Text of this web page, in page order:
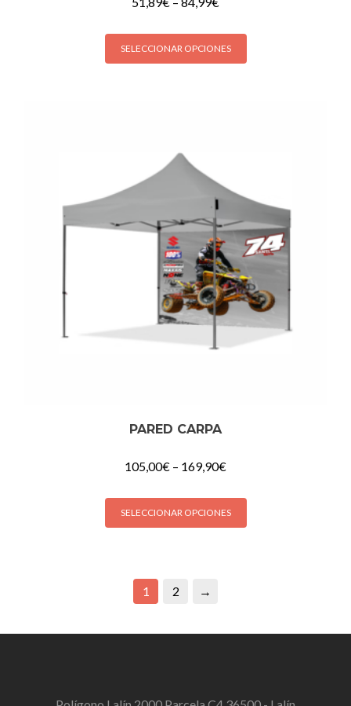
SELECCIONAR OPCIONES
PARED CARPA
105,00€ – 169,90€
SELECCIONAR OPCIONES
1 2 →